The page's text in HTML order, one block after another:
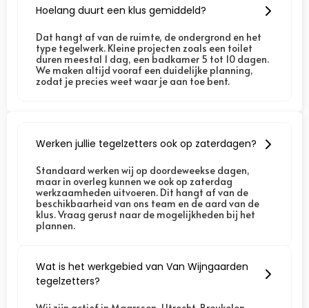
Hoelang duurt een klus gemiddeld?
Dat hangt af van de ruimte, de ondergrond en het
type tegelwerk. Kleine projecten zoals een toilet
duren meestal 1 dag, een badkamer 5 tot 10 dagen.
We maken altijd vooraf een duidelijke planning,
zodat je precies weet waar je aan toe bent.
Werken jullie tegelzetters ook op zaterdagen?
Standaard werken wij op doordeweekse dagen,
maar in overleg kunnen we ook op zaterdag
werkzaamheden uitvoeren. Dit hangt af van de
beschikbaarheid van ons team en de aard van de
klus. Vraag gerust naar de mogelijkheden bij het
plannen.
Wat is het werkgebied van Van Wijngaarden
tegelzetters?